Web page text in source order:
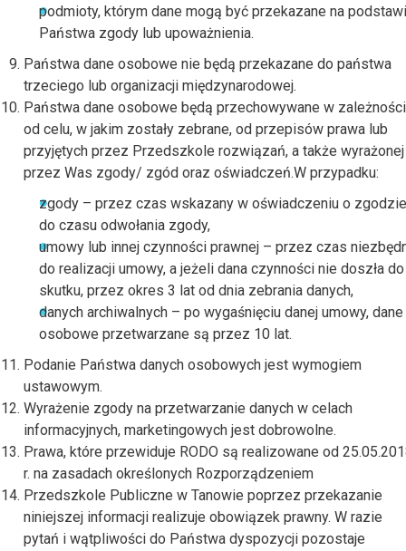
podmioty, którym dane mogą być przekazane na
Państwa zgody lub upoważnienia.
Państwa dane osobowe nie będą przekazane do państwa
trzeciego lub organizacji międzynarodowej.
Państwa dane osobowe będą przechowywane w zależności
od celu, w jakim zostały zebrane, od przepisów prawa lub
przyjętych przez Przedszkole rozwiązań, a także wyrażonej
przez Was zgody/ zgód oraz oświadczeń.W przypadku:
zgody – przez czas wskazany w oświadczeniu o
do czasu odwołania zgody,
umowy lub innej czynności prawnej – przez czas
do realizacji umowy, a jeżeli dana czynności nie doszła do
skutku, przez okres 3 lat od dnia zebrania danych,
danych archiwalnych – po wygaśnięciu danej umowy, dane
osobowe przetwarzane są przez 10 lat.
Podanie Państwa danych osobowych jest wymogiem
ustawowym.
Wyrażenie zgody na przetwarzanie danych w celach
informacyjnych, marketingowych jest dobrowolne.
Prawa, które przewiduje RODO są realizowane od
r. na zasadach określonych Rozporządzeniem
Przedszkole Publiczne w Tanowie poprzez przekazanie
niniejszej informacji realizuje obowiązek prawny. W razie
pytań i wątpliwości do Państwa dyspozycji pozostaje